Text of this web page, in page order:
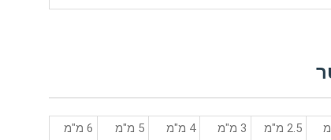
2.5 מ"מ 3 מ"מ 4 מ"מ 5 מ"מ
6 מ"מ